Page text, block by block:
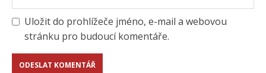
Uložit do prohlížeče jméno, e-mail a webovou
stránku pro budoucí komentáře.